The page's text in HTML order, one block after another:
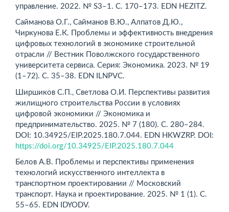
управление. 2022. № S3–1. С. 170–173. EDN HEZITZ.
Сайманова О.Г., Сайманов В.Ю., Алпатов Д.Ю.,
Чиркунова Е.К. Проблемы и эффективность внедрения
цифровых технологий в экономике строительной
отрасли // Вестник Поволжского государственного
университета сервиса. Серия: Экономика. 2023. № 19
(1–72). С. 35–38. EDN ILNPVC.
Ширшиков С.П., Светлова О.И. Перспективы развития
жилищного строительства России в условиях
цифровой экономики // Экономика и
предпринимательство. 2025. № 7 (180). С. 280–284.
DOI: 10.34925/EIP.2025.180.7.044. EDN HKWZRP. DOI:
https://doi.org/10.34925/EIP.2025.180.7.044
Белов А.В. Проблемы и перспективы применения
технологий искусственного интеллекта в
транспортном проектировании // Московский
транспорт. Наука и проектирование. 2025. № 1 (1). С.
55–65. EDN IDYODV.